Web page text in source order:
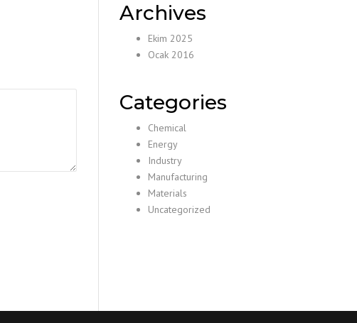
Archives
Ekim 2025
Ocak 2016
Categories
Chemical
Energy
Industry
Manufacturing
Materials
Uncategorized